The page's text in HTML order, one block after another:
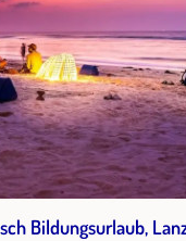
Bildungsurlaub,